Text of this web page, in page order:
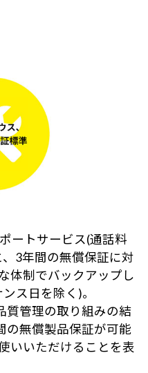
ートサービス(通話料
3年間の無償保証に対
体制でバックアップし
ス日を除く)。
質管理の取り組みの結
の無償製品保証が可能
いいただけることを表